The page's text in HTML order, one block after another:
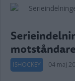
ISHOCKEY 04 maj